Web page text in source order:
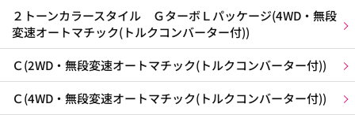
２トーンカラースタイル ＧターボＬパッケージ(4WD・無段
変速オートマチック(トルクコンバーター付))
Ｃ(2WD・無段変速オートマチック(トルクコンバーター付))
Ｃ(4WD・無段変速オートマチック(トルクコンバーター付))